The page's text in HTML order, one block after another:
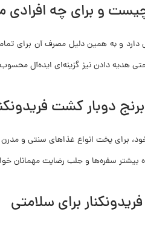
و برای چه
دارد و به همین دلیل مصرف آن
هدیه دادن نیز گزینه‌ای ایده‌آل
دوبار کشت
برای پخت انواع غذاهای سنتی و
بیشتر سفره‌ها و جلب رضایت مهمانان
برای سلامتی